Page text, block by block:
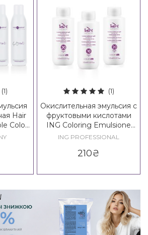
(1)
Hair
Color
(1)
Окислительная эмульсия с
фруктовыми кислотами
ING Coloring Emulsione
Oxidante
ING PROFESSIONAL
210₴